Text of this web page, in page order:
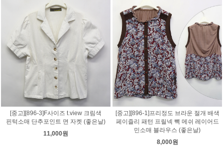
[중고][896-3]F사이즈 t.view 크림색
핀턱소매 단추포인트 면 자켓 (좋은날)
11,000원
[중고][896-1]프리정도 브라운 절개 배색
페이즐리 패턴 프릴넥 빽 메쉬 레이어드
민소매 블라우스 (좋은날)
8,000원